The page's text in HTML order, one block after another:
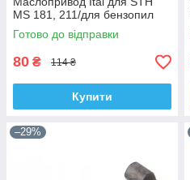
MS 181, 211/для бензопил
Готово до відправки
80 ₴ 114 ₴
Купити
–29%